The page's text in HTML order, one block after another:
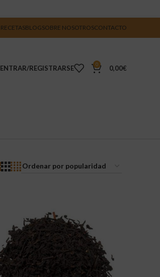
RECETASBLOGSOBRE NOSOTROSCONTACTO
ENTRAR/REGISTRARSE 0 0,00€